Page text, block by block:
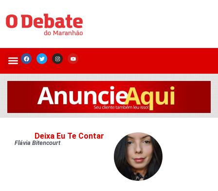
Deixa Eu Te Contar
Flávia Bitencourt